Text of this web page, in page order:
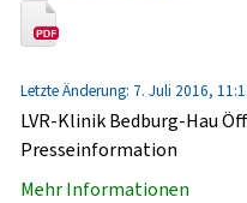
Letzte Änderung: 7. Juli 2016,
LVR-Klinik Bedburg-Hau
Presseinformation
Mehr Informationen